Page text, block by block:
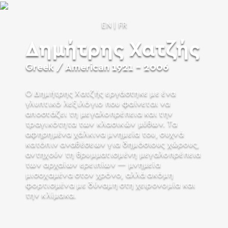
EN FR
Δημήτρης Χατζής
Greek / American 1921 - 2006
Ο Δημήτρης Χατζής εργάστηκε με ένα
γλυπτικό λεξιλόγιο που φαίνεται να
αποστάζει τη μεγαλοπρέπεια και την
τραγικότητα των κλασικών μύθων. Τα
αφηρημένα χάλκινα μνημεία του, συχνά
κατόπιν αναθέσεων για δημόσιους χώρους,
αντηχούν τη θρυμματισμένη μεγαλοπρέπεια
των αρχαίων ερειπίων — μνημεία
μισοχαμένα στον χρόνο, αλλά ακόμη
φορτισμένα με δύναμη στη χειρονομία και
την κλίμακα.